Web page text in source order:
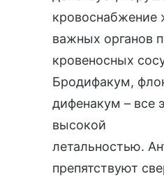
кровоснабжение
важных органов
кровеносных
Бродифакум,
дифенакум – все
высокой
летальностью.
препятствуют